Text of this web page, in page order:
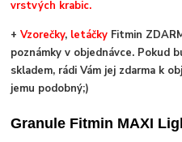
vrstvých krabic.
+Vzorečky, letáčky Fitmin
poznámky v objednávce. Pokud
skladem, rádi Vám jej zdarma k
jemu podobný;)
Granule Fitmin MAXI